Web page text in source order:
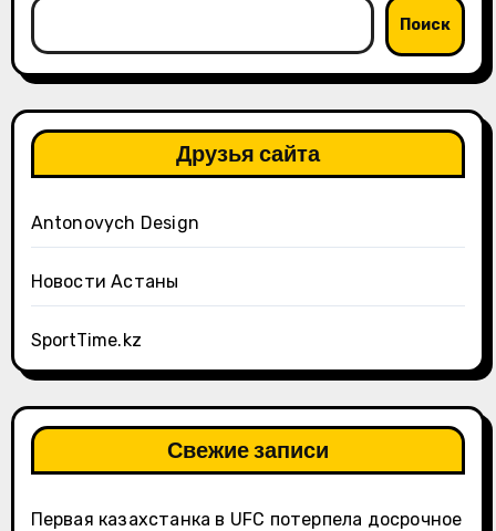
Поиск
Друзья сайта
Antonovych Design
Новости Астаны
SportTime.kz
Свежие записи
Первая казахстанка в UFC потерпела досрочное